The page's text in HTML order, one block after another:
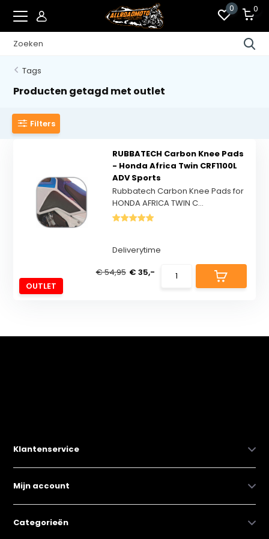
0 0
Tags
Producten getagd met outlet
Filters
OUTLET
RUBBATECH Carbon Knee Pads
- Honda Africa Twin CRF1100L
ADV Sports
Rubbatech Carbon Knee Pads for
HONDA AFRICA TWIN C...
Deliverytime
€ 54,95 € 35,-
Klantenservice
Mijn account
Categorieën